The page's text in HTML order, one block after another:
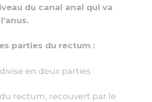
du canal anal qui va
parties du rectum :
en deux parties :
rectum, recouvert par le